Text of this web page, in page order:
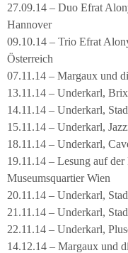
27.09.14 – Duo Efrat
Hannover
09.10.14 – Trio Efrat
Österreich
07.11.14 – Margaux und
13.11.14 – Underkarl,
14.11.14 – Underkarl,
15.11.14 – Underkarl,
18.11.14 – Underkarl,
19.11.14 – Lesung auf
Museumsquartier Wien
20.11.14 – Underkarl,
21.11.14 – Underkarl,
22.11.14 – Underkarl,
14.12.14 – Margaux und